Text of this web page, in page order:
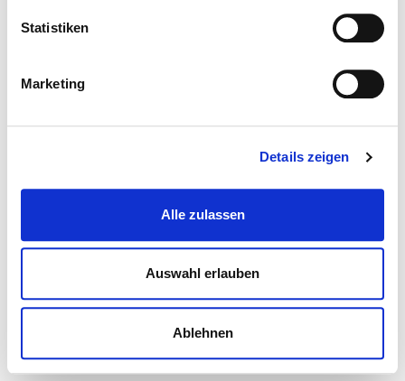
Statistiken
Marketing
Details zeigen
Alle zulassen
Auswahl erlauben
Ablehnen